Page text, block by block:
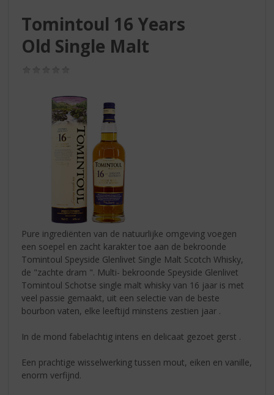
Tomintoul 16 Years
Old Single Malt
Pure ingrediënten van de natuurlijke omgeving voegen
een soepel en zacht karakter toe aan de bekroonde
Tomintoul Speyside Glenlivet Single Malt Scotch Whisky,
de "zachte dram ". Multi- bekroonde Speyside Glenlivet
Tomintoul Schotse single malt whisky van 16 jaar is met
veel passie gemaakt, uit een selectie van de beste
bourbon vaten, elke leeftijd minstens zestien jaar .
In de mond fabelachtig intens en delicaat gezoet gerst .
Een prachtige wisselwerking tussen mout, eiken en vanille,
enorm verfijnd.